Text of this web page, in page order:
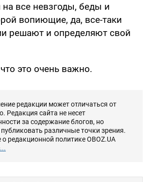
на все невзгоды, беды и
вопиющие, да, все-таки
решают и определяют свой
это очень важно.
редакции может отличаться от
Редакция сайта не несет
за содержание блогов, но
публиковать различные точки зрения.
о редакционной политике OBOZ.UA